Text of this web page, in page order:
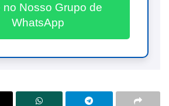
no Nosso Grupo de
WhatsApp